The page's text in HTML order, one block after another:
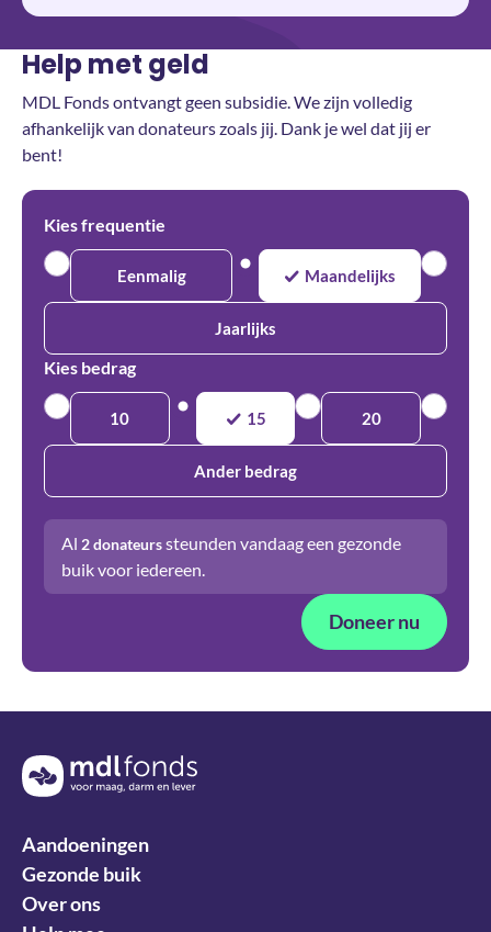
Help met geld
MDL Fonds ontvangt geen subsidie. We zijn volledig
afhankelijk van donateurs zoals jij. Dank je wel dat jij er
bent!
Kies frequentie
Eenmalig Maandelijks
Jaarlijks
Kies bedrag
10 15 20
Ander bedrag
Al 2donateurssteunden vandaag een gezonde
buik voor iedereen.
Doneer nu
Terug naar de homepage
Aandoeningen
Gezonde buik
Over ons